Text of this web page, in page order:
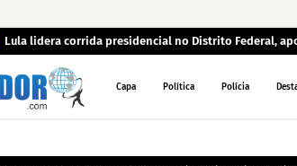
Lula lidera corrida presidencial no Distrito Federal,
Capa Política Polícia